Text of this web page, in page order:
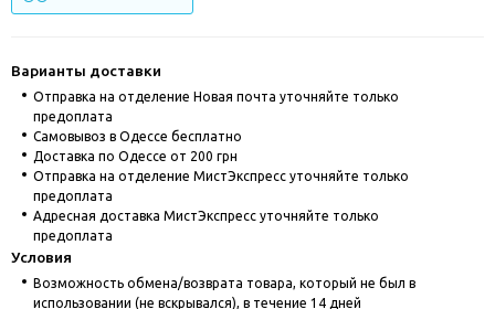
Варианты доставки
Отправка на отделение Новая почта уточняйте только
предоплата
Cамовывоз в Одессе бесплатно
Доставка по Одессе от 200 грн
Отправка на отделение МистЭкспресс уточняйте только
предоплата
Адресная доставка МистЭкспресс уточняйте только
предоплата
Условия
Возможность обмена/возврата товара, который не был в
использовании (не вскрывался), в течение 14 дней